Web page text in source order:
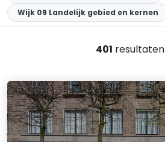
Wijk 09 Landelijk gebied en kernen
401 resultaten